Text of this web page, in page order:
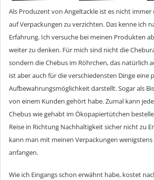
Als Produzent von Angeltackle ist es nicht
auf Verpackungen zu verzichten. Das kenne ich
Erfahrung. Ich versuche bei meinen Produkten
weiter zu denken. Für mich sind nicht die
sondern die Chebus im Röhrchen, das natürlich
ist aber auch für die verschiedensten Dinge eine
Aufbewahrungsmöglichkeit darstellt. Sogar als
von einem Kunden gehört habe. Zumal kann
Chebus wie gehabt im Ökopapiertütchen
Reise in Richtung Nachhaltigkeit sicher nicht zu
kann man mit meinen Verpackungen
anfangen.
Wie ich Eingangs schon erwähnt habe, kostet